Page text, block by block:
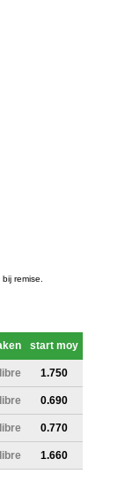
remise.
start moy
libre 1.750
libre 0.690
libre 0.770
libre 1.660